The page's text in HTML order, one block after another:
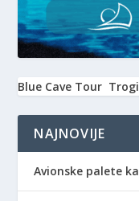
Blue Cave Tour
NAJNOVIJE
Avionske palete